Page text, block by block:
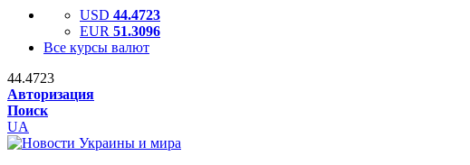
USD 44.4723
EUR 51.3096
Все курсы валют
44.4723
Авторизация
Поиск
UA